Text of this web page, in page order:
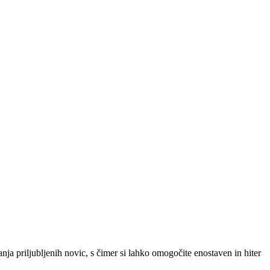
priljubljenih novic, s čimer si lahko omogočite enostaven in hiter